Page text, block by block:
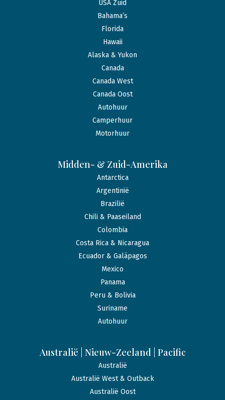
USA Zuid
Bahama’s
Florida
Hawaii
Alaska & Yukon
Canada
Canada West
Canada Oost
Autohuur
Camperhuur
Motorhuur
Midden- & Zuid-Amerika
Antarctica
Argentinië
Brazilië
Chili & Paaseiland
Colombia
Costa Rica & Nicaragua
Ecuador & Galápagos
Mexico
Panama
Peru & Bolivia
Suriname
Autohuur
Australië | Nieuw-Zeeland | Pacific
Australië
Australië West & Outback
Australië Oost